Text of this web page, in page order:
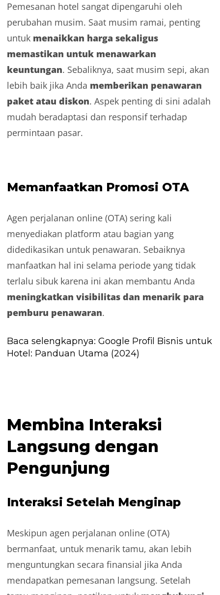
Pemesanan hotel sangat dipengaruhi oleh
perubahan musim. Saat musim ramai, penting
untuk menaikkan harga sekaligus
memastikan untuk menawarkan
keuntungan. Sebaliknya, saat musim sepi, akan
lebih baik jika Anda memberikan penawaran
paket atau diskon. Aspek penting di sini adalah
mudah beradaptasi dan responsif terhadap
permintaan pasar.
Memanfaatkan Promosi OTA
Agen perjalanan online (OTA) sering kali
menyediakan platform atau bagian yang
didedikasikan untuk penawaran. Sebaiknya
manfaatkan hal ini selama periode yang tidak
terlalu sibuk karena ini akan membantu Anda
meningkatkan visibilitas dan menarik para
pemburu penawaran.
Baca selengkapnya: Google Profil Bisnis untuk
Hotel: Panduan Utama (2024)
Membina Interaksi
Langsung dengan
Pengunjung
Interaksi Setelah Menginap
Meskipun agen perjalanan online (OTA)
bermanfaat, untuk menarik tamu, akan lebih
menguntungkan secara finansial jika Anda
mendapatkan pemesanan langsung. Setelah